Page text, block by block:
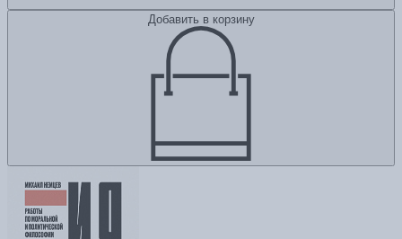
Добавить в корзину